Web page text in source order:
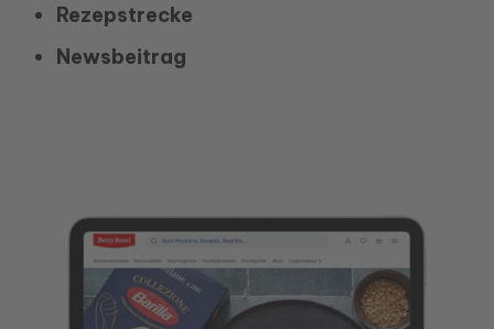
Rezepstrecke
Newsbeitrag